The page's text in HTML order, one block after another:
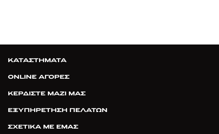
ΚΑΤΑΣΤΗΜΑΤΑ
ONLINE ΑΓΟΡΕΣ
ΚΕΡΔΙΣΤΕ ΜΑΖΙ ΜΑΣ
ΕΞΥΠΗΡΕΤΗΣΗ ΠΕΛΑΤΩΝ
ΣΧΕΤΙΚΑ ΜΕ ΕΜΑΣ